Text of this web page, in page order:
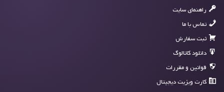
راهنمای سایت
تماس با ما
ثبت سفارش
دانلود کاتالوگ
قوانین و مقررات
کارت ویزیت دیجیتال